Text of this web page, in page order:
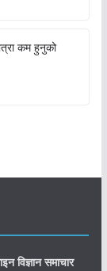
कम हुनुको
विज्ञान समाचार